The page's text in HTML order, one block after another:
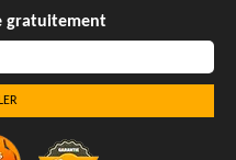
gratuitement